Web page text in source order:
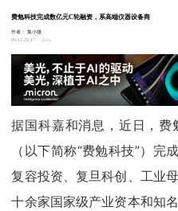
费勉科技完成数亿元C轮融资，系高端仪器设备商
作者：集小微
05-12 22:17
2w
据国科嘉和消息，近日，费
（以下简称“费勉科技”）
复容投资、复旦科创、工业
十余家国家级产业资本和知